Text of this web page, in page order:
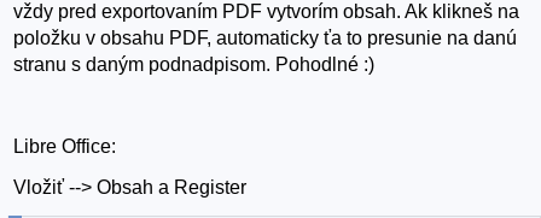
vždy pred exportovaním PDF vytvorím obsah. Ak klikneš na
položku v obsahu PDF, automaticky ťa to presunie na danú
stranu s daným podnadpisom. Pohodlné :)
Libre Office:
Vložiť --> Obsah a Register